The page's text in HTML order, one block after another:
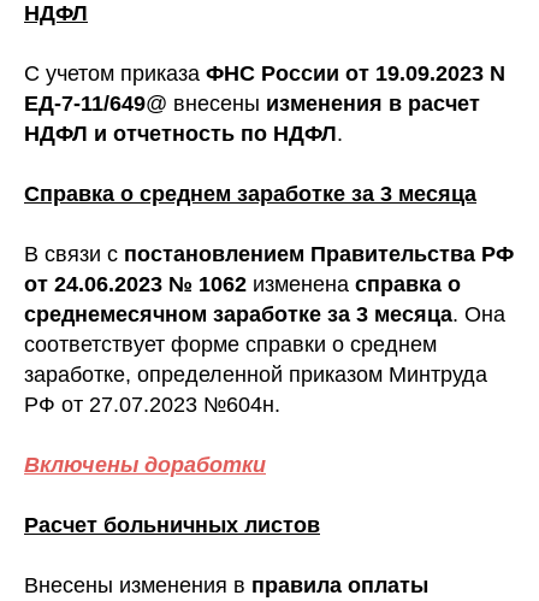
НДФЛ
С учетом приказа ФНС России от 19.09.2023 N
ЕД-7-11/649@ внесены изменения в расчет
НДФЛ и отчетность по НДФЛ.
Справка о среднем заработке за 3 месяца
В связи с постановлением Правительства РФ
от 24.06.2023 № 1062 изменена справка о
среднемесячном заработке за 3 месяца. Она
соответствует форме справки о среднем
заработке, определенной приказом Минтруда
РФ от 27.07.2023 №604н.
Включены доработки
Расчет больничных листов
Внесены изменения в правила оплаты